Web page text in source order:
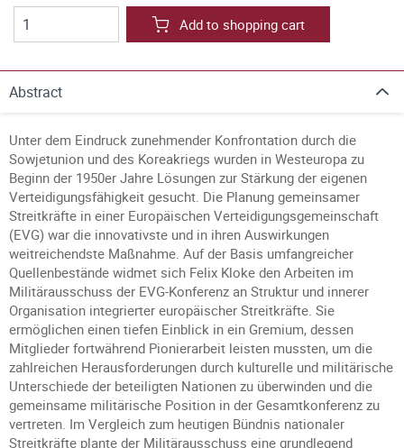
Add to shopping cart
Abstract
Unter dem Eindruck zunehmender Konfrontation durch die
Sowjetunion und des Koreakriegs wurden in Westeuropa zu
Beginn der 1950er Jahre Lösungen zur Stärkung der eigenen
Verteidigungsfähigkeit gesucht. Die Planung gemeinsamer
Streitkräfte in einer Europäischen Verteidigungsgemeinschaft
(EVG) war die innovativste und in ihren Auswirkungen
weitreichendste Maßnahme. Auf der Basis umfangreicher
Quellenbestände widmet sich Felix Kloke den Arbeiten im
Militärausschuss der EVG-Konferenz an Struktur und innerer
Organisation integrierter europäischer Streitkräfte. Sie
ermöglichen einen tiefen Einblick in ein Gremium, dessen
Mitglieder fortwährend Pionierarbeit leisten mussten, um die
zahlreichen Herausforderungen durch kulturelle und militärische
Unterschiede der beteiligten Nationen zu überwinden und die
gemeinsame militärische Position in der Gesamtkonferenz zu
vertreten. Im Vergleich zum heutigen Bündnis nationaler
Streitkräfte plante der Militärausschuss eine grundlegend